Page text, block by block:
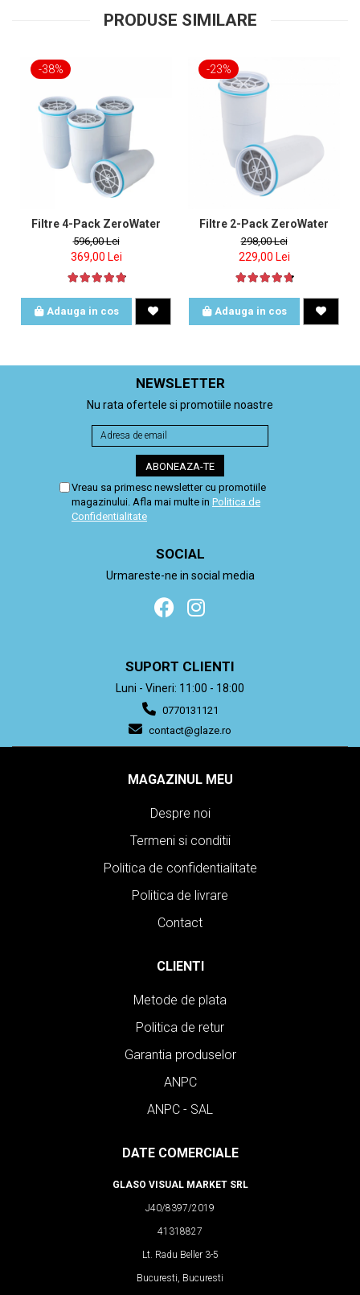
PRODUSE SIMILARE
-38%
Filtre 4-Pack ZeroWater
596,00 Lei
369,00 Lei
Adauga in cos
-23%
Filtre 2-Pack ZeroWater
298,00 Lei
229,00 Lei
Adauga in cos
NEWSLETTER
Nu rata ofertele si promotiile noastre
Vreau sa primesc newsletter cu promotiile
magazinului. Afla mai multe in Politica de
Confidentialitate
SOCIAL
Urmareste-ne in social media
SUPORT CLIENTI
Luni - Vineri: 11:00 - 18:00
0770131121
contact@glaze.ro
MAGAZINUL MEU
Despre noi
Termeni si conditii
Politica de confidentialitate
Politica de livrare
Contact
CLIENTI
Metode de plata
Politica de retur
Garantia produselor
ANPC
ANPC - SAL
DATE COMERCIALE
GLASO VISUAL MARKET SRL
J40/8397/2019
41318827
Lt. Radu Beller 3-5
Bucuresti, Bucuresti